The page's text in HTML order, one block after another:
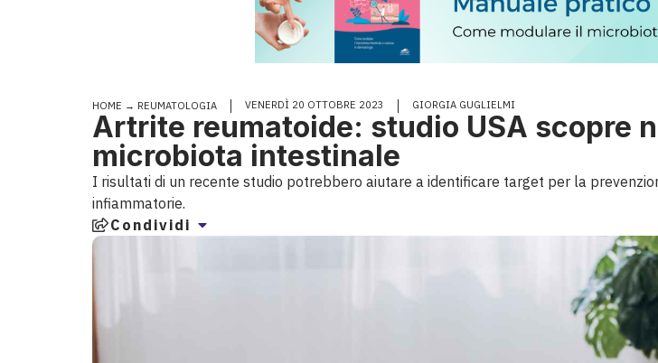
HOME → REUMATOLOGIA VENERDÌ 20 OTTOBRE 2023 GIORGIA GUGLIELMI
Artrite reumatoide: studio USA scopre
microbiota intestinale
I risultati di un recente studio potrebbero aiutare a identificare target per la
infiammatorie.
Condividi